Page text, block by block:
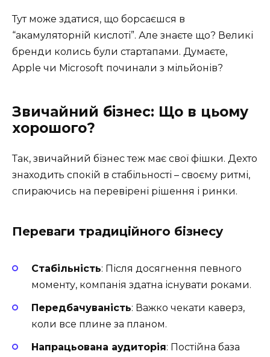
Тут може здатися, що борсаєшся в
“акамуляторній кислоті”. Але знаєте що? Великі
бренди колись були стартапами. Думаєте,
Apple чи Microsoft починали з мільйонів?
Звичайний бізнес: Що в цьому
хорошого?
Так, звичайний бізнес теж має свої фішки. Дехто
знаходить спокій в стабільності – своєму ритмі,
спираючись на перевірені рішення і ринки.
Переваги традиційного бізнесу
Стабільність: Після досягнення певного
моменту, компанія здатна існувати роками.
Передбачуваність: Важко чекати каверз,
коли все плине за планом.
Напрацьована аудиторія: Постійна база